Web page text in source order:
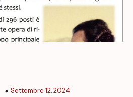
Settembre 12, 2024